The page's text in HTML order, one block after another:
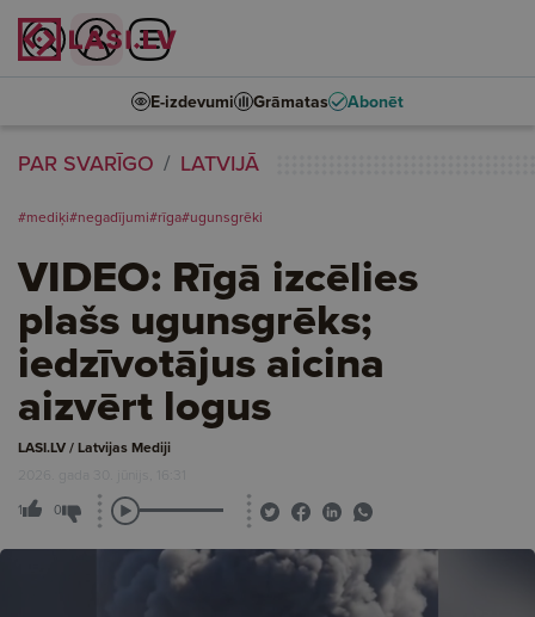
E-izdevumi Grāmatas Abonēt
PAR SVARĪGO LATVIJĀ
#mediķi#negadījumi#rīga#ugunsgrēki
VIDEO: Rīgā izcēlies
plašs ugunsgrēks;
iedzīvotājus aicina
aizvērt logus
LASI.LV / Latvijas Mediji
2026. gada 30. jūnijs, 16:31
1 0